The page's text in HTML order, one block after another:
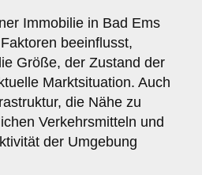
Immobilie in Bad Ems
beeinflusst,
Größe, der Zustand der
Marktsituation. Auch
die Nähe zu
Verkehrsmitteln und
der Umgebung